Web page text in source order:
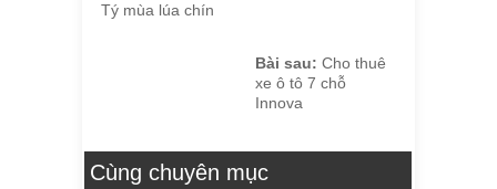
Tý mùa lúa chín
Bài sau:Cho thuê
xe ô tô 7 chỗ
Innova
Cùng chuyên mục